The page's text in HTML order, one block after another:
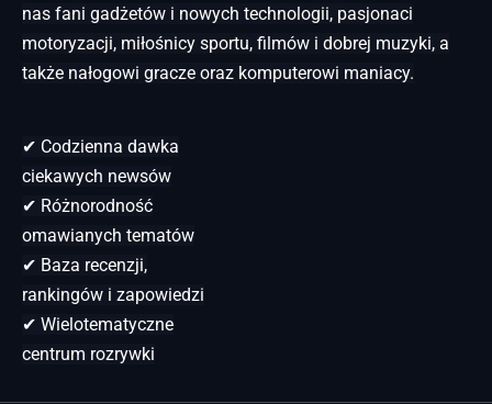
nas fani gadżetów i nowych technologii, pasjonaci
motoryzacji, miłośnicy sportu, filmów i dobrej muzyki, a
także nałogowi gracze oraz komputerowi maniacy.
✔ Codzienna dawka
ciekawych newsów
✔ Różnorodność
omawianych tematów
✔ Baza recenzji,
rankingów i zapowiedzi
✔ Wielotematyczne
centrum rozrywki